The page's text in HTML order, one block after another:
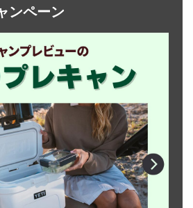
ンペーン